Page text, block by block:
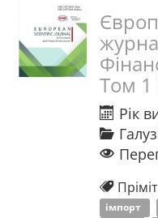
Том
Рік
імпорт